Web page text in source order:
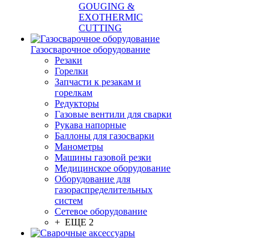
GOUGING &
EXOTHERMIC
CUTTING
Газосварочное оборудование
Резаки
Горелки
Запчасти к резакам и
горелкам
Редукторы
Газовые вентили для сварки
Рукава напорные
Баллоны для газосварки
Манометры
Машины газовой резки
Медицинское оборудование
Оборудование для
газораспределительных
систем
Сетевое оборудование
+ ЕЩЕ 2